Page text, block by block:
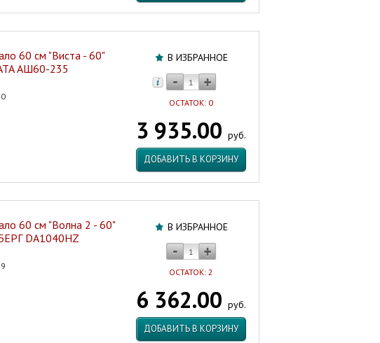
В ИЗБРАННОЕ
ОСТАТОК: 0
3 935.00 руб.
ДОБАВИТЬ В КОРЗИНУ
60 см "Виста - 60"
АШ60-235
В ИЗБРАННОЕ
ОСТАТОК: 2
6 362.00 руб.
ДОБАВИТЬ В КОРЗИНУ
60 см "Волна 2 - 60"
DA1040HZ